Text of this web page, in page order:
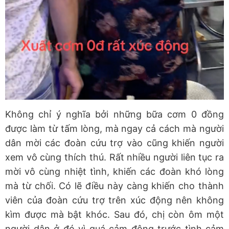
Không chỉ ý nghĩa bởi những bữa cơm 0 đồng
được làm từ tấm lòng, mà ngay cả cách mà người
dân mời các đoàn cứu trợ vào cũng khiến người
xem vô cùng thích thú. Rất nhiều người liên tục ra
mời vô cùng nhiệt tình, khiến các đoàn khó lòng
mà từ chối. Có lẽ điều này càng khiến cho thành
viên của đoàn cứu trợ trên xúc động nên không
kìm được mà bật khóc. Sau đó, chị còn ôm một